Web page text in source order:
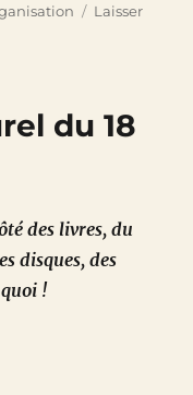
Laisser
du 18
des livres, du
disques, des
!